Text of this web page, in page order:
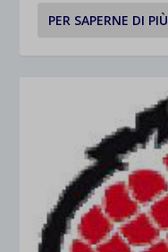
PER SAPERNE DI PIÙ